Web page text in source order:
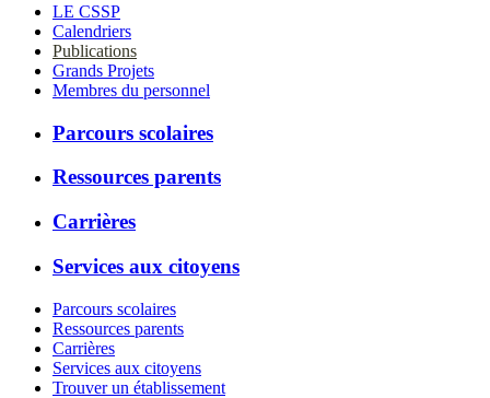
LE CSSP
Calendriers
Publications
Grands Projets
Membres du personnel
Parcours scolaires
Ressources parents
Carrières
Services aux citoyens
Parcours scolaires
Ressources parents
Carrières
Services aux citoyens
Trouver un établissement